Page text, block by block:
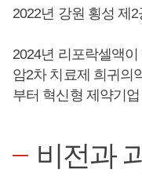
2022년 강원 횡성 제
2024년 리포락셀액
암2차 치료제 희귀의
부터 혁신형 제약기
비전과